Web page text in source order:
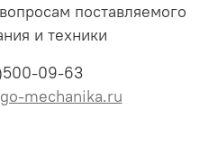
поставляемого
и техники
09-63
mechanika.ru